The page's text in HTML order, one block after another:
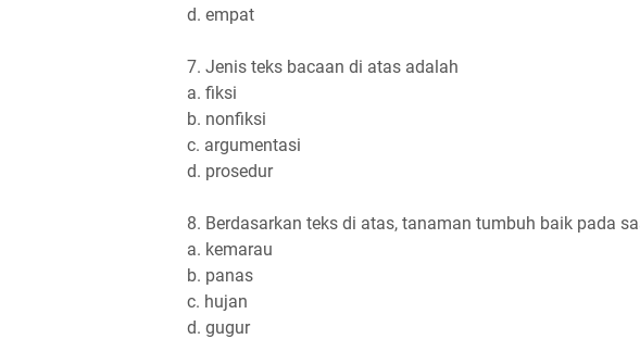
d. empat
7. Jenis teks bacaan di atas adalah
a. fiksi
b. nonfiksi
c. argumentasi
d. prosedur
8. Berdasarkan teks di atas, tanaman tumbuh baik pada
a. kemarau
b. panas
c. hujan
d. gugur